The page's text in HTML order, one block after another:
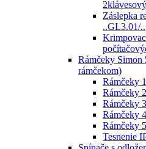
Záslepka
..GL3.01/..
Rámčeky Simon
rámčekom)
Rámčeky
Rámčeky
Rámčeky
Rámčeky
Rámčeky
Tesnenie